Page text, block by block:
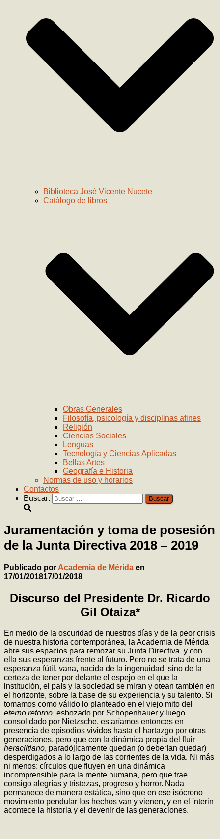
Biblioteca José Vicente Nucete
Catálogo de libros
Obras Generales
Filosofía, psicología y disciplinas afines
Religión
Ciencias Sociales
Lenguas
Tecnología y Ciencias Aplicadas
Bellas Artes
Geografía e Historia
Normas de uso y horarios
Contactos
Buscar:
Juramentación y toma de posesión
de la Junta Directiva 2018 – 2019
Publicado por Academia de Mérida en
17/01/201817/01/2018
Discurso del Presidente Dr. Ricardo
Gil Otaiza*
En medio de la oscuridad de nuestros días y de la peor crisis
de nuestra historia contemporánea, la Academia de Mérida
abre sus espacios para remozar su Junta Directiva, y con
ella sus esperanzas frente al futuro. Pero no se trata de una
esperanza fútil, vana, nacida de la ingenuidad, sino de la
certeza de tener por delante el espejo en el que la
institución, el país y la sociedad se miran y otean también en
el horizonte, sobre la base de su experiencia y su talento. Si
tomamos como válido lo planteado en el viejo mito del
eterno retorno, esbozado por Schopenhauer y luego
consolidado por Nietzsche, estaríamos entonces en
presencia de episodios vividos hasta el hartazgo por otras
generaciones, pero que con la dinámica propia del fluir
heraclitiano, paradójicamente quedan (o deberían quedar)
desperdigados a lo largo de las corrientes de la vida. Ni más
ni menos: círculos que fluyen en una dinámica
incomprensible para la mente humana, pero que trae
consigo alegrías y tristezas, progreso y horror. Nada
permanece de manera estática, sino que en ese isócrono
movimiento pendular los hechos van y vienen, y en el ínterin
acontece la historia y el devenir de las generaciones.